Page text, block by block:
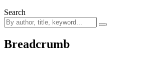
Search
Breadcrumb